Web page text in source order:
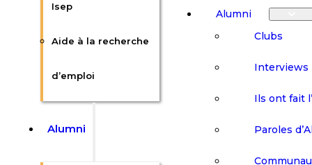
Isep
Aide à la recherche
d’emploi
Alumni
Alumni
Clubs
Interviews
Ils ont fait
Paroles